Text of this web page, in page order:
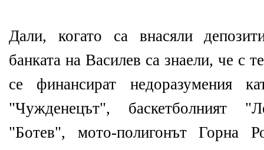
Дали, когато са внасяли
банката на Василев са знаели, че с
се финансират недоразумения
"Чужденецът", баскетболният
"Ботев", мото-полигонът Горна